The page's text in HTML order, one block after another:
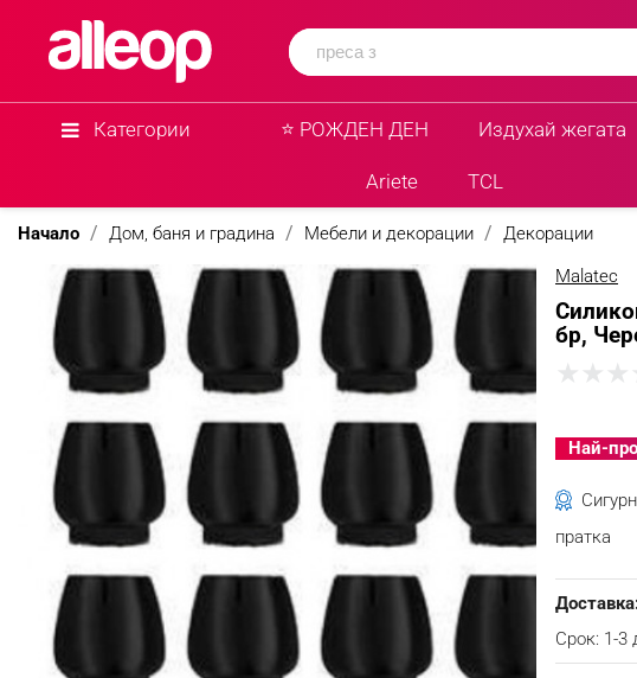
Категории ⭐ РОЖДЕН ДЕН Издухай жегата
Ariete TCL
Начало Дом, баня и градина Мебели и декорации
Декорации
Malatec
бр,
★ ★ ★
Най-
пратка
Срок: 1-3